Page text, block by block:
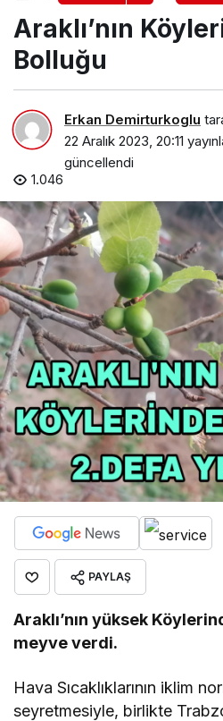
Araklı’nın
Bolluğu
Erkan Demirturkoglu
22 Aralık 2023, 20:11
güncellendi
1.046
PAYLAŞ
Araklı’nın yüksek
meyve verdi.
Hava Sıcaklıklarının iklim
seyretmesiyle, birlikte